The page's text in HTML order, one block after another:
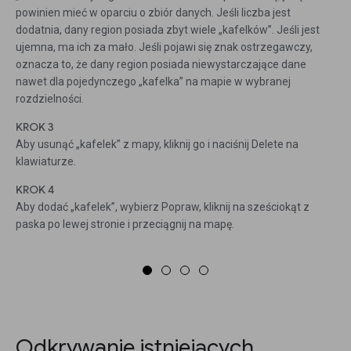
powinien mieć w oparciu o zbiór danych. Jeśli liczba jest
dodatnia, dany region posiada zbyt wiele „kafelków”. Jeśli jest
ujemna, ma ich za mało. Jeśli pojawi się znak ostrzegawczy,
oznacza to, że dany region posiada niewystarczające dane
nawet dla pojedynczego „kafelka” na mapie w wybranej
rozdzielności.
KROK 3
Aby usunąć „kafelek” z mapy, kliknij go i naciśnij Delete na
klawiaturze.
KROK 4
Aby dodać „kafelek”, wybierz Popraw, kliknij na sześciokąt z
paska po lewej stronie i przeciągnij na mapę.